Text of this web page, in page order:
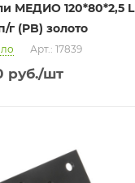
МЕДИО 120*80*2,5 L
г (PB) золото
Арт.: 17839
руб./шт